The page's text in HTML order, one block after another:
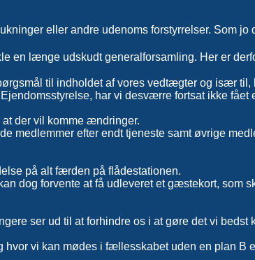
eller andre udenoms forstyrrelser. Som
en længe udskudt generalforsamling. Her er
til indholdet af vores vedtægter og især
har vi desværre fortsat ikke fået
der vil komme ændringer.
medlemmer efter endt tjeneste samt øvrige
på alt færden på flådestationen.
dog forvente at få udleveret et gæstekort, som
ser ud til at forhindre os i at gøre det vi
vi kan mødes i fællesskabet uden en plan B